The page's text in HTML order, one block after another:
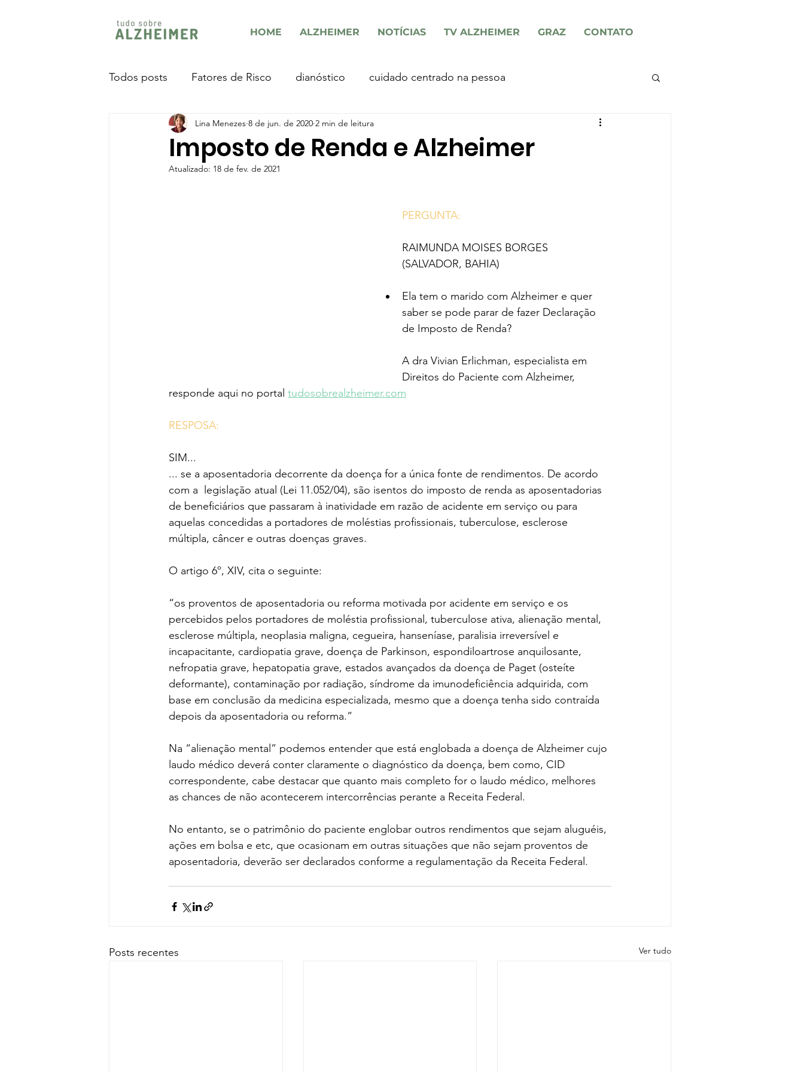
HOME ALZHEIMER NOTÍCIAS TV ALZHEIMER GRAZ CONTATO
Todos posts Fatores de Risco dianóstico cuidado centrado na pessoa
Imposto de Renda e Alzheimer
Lina Menezes 8 de jun. de 2020 2 min de leitura
Atualizado: 18 de fev. de 2021
PERGUNTA:
RAIMUNDA MOISES BORGES
(SALVADOR, BAHIA)
Ela tem o marido com Alzheimer e quer
saber se pode parar de fazer Declaração
de Imposto de Renda?
A dra Vivian Erlichman, especialista em
Direitos do Paciente com Alzheimer,
responde aqui no portal tudosobrealzheimer.com
RESPOSA:
SIM...
... se a aposentadoria decorrente da doença for a única fonte de rendimentos. De acordo
com a  legislação atual (Lei 11.052/04), são isentos do imposto de renda as aposentadorias
de beneficiários que passaram à inatividade em razão de acidente em serviço ou para
aquelas concedidas a portadores de moléstias profissionais, tuberculose, esclerose
múltipla, câncer e outras doenças graves.
O artigo 6º, XIV, cita o seguinte:
“os proventos de aposentadoria ou reforma motivada por acidente em serviço e os
percebidos pelos portadores de moléstia profissional, tuberculose ativa, alienação mental,
esclerose múltipla, neoplasia maligna, cegueira, hanseníase, paralisia irreversível e
incapacitante, cardiopatia grave, doença de Parkinson, espondiloartrose anquilosante,
nefropatia grave, hepatopatia grave, estados avançados da doença de Paget (osteíte
deformante), contaminação por radiação, síndrome da imunodeficiência adquirida, com
base em conclusão da medicina especializada, mesmo que a doença tenha sido contraída
depois da aposentadoria ou reforma.”
Na “alienação mental” podemos entender que está englobada a doença de Alzheimer cujo
laudo médico deverá conter claramente o diagnóstico da doença, bem como, CID
correspondente, cabe destacar que quanto mais completo for o laudo médico, melhores
as chances de não acontecerem intercorrências perante a Receita Federal.
No entanto, se o patrimônio do paciente englobar outros rendimentos que sejam aluguéis,
ações em bolsa e etc, que ocasionam em outras situações que não sejam proventos de
aposentadoria, deverão ser declarados conforme a regulamentação da Receita Federal.
Posts recentes Ver tudo